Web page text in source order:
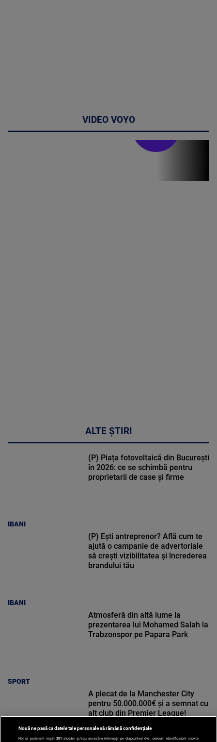
VIDEO VOYO
ALTE ȘTIRI
IBANI
(P) Piața fotovoltaică din București
în 2026: ce se schimbă pentru
proprietarii de case și firme
IBANI
(P) Ești antreprenor? Află cum te
ajută o campanie de advertoriale
să crești vizibilitatea și încrederea
brandului tău
SPORT
Atmosferă din altă lume la
prezentarea lui Mohamed Salah la
Trabzonspor pe Papara Park
A plecat de la Manchester City
pentru 50.000.000€ și a semnat cu
alt club din Premier League!
Nouă ne pasă ca datele tale personale să rămână confidențiale
Noi și partenerii noștri 201 stocăm și/sau accesăm informații pe dispozitivul dvs., precum identificatorii cookie